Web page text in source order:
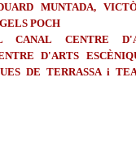
MUNTADA,
POCH
CANAL CENTRE
D'ARTS
DE TERRASSA i